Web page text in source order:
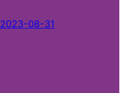
2023-08-31